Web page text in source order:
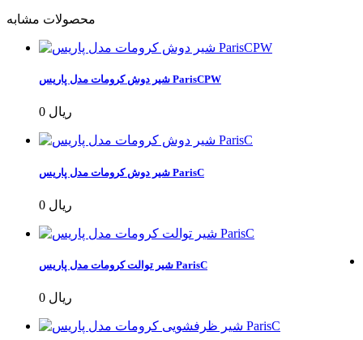
محصولات مشابه
شیر دوش کرومات مدل پاریس ParisCPW
0 ریال
شیر دوش کرومات مدل پاریس ParisC
0 ریال
شیر توالت کرومات مدل پاریس ParisC
0 ریال